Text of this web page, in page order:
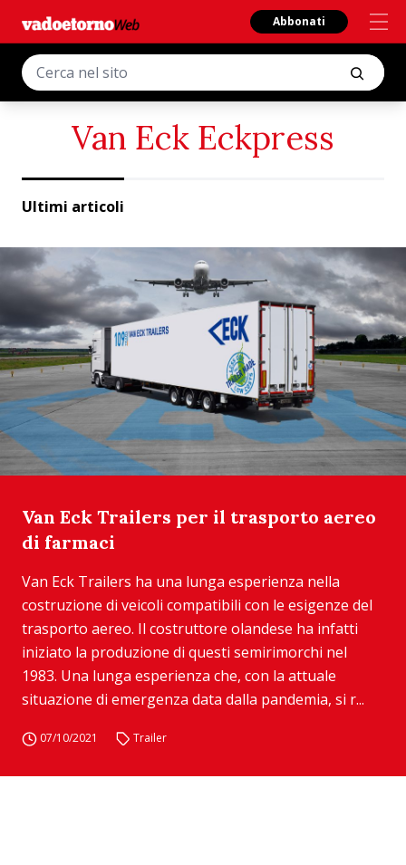
Abbonati
Van Eck Eckpress
Ultimi articoli
Van Eck Trailers per il trasporto aereo
di farmaci
Van Eck Trailers ha una lunga esperienza nella
costruzione di veicoli compatibili con le esigenze del
trasporto aereo. Il costruttore olandese ha infatti
iniziato la produzione di questi semirimorchi nel
1983. Una lunga esperienza che, con la attuale
situazione di emergenza data dalla pandemia, si r...
07/10/2021 Trailer